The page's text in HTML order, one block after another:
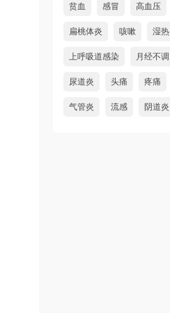
贫血 感冒 高血压
扁桃体炎 咳嗽 湿热
上呼吸道感染 月经不调
尿道炎 头痛 疼痛
气管炎 流感 阴道炎